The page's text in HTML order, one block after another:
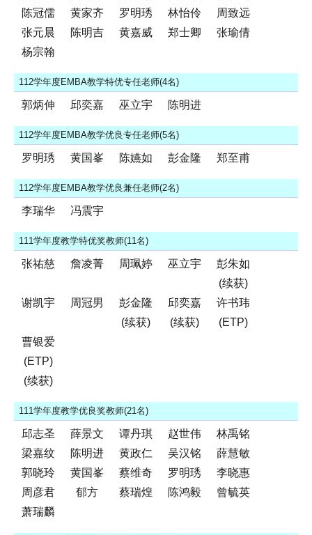
陈冠儒
黄家齐 罗明琇 林怡伶
周致远
张元晨
陈明吉 黄嘉威 郑士卿
张瑜倩
杨宗翰
112学年度EMBA教学特优专任老师(4名)
郭炳伸 邱奕嘉 巫立宇 陈明进
112学年度EMBA教学优良专任老师(5名)
罗明琇 黄国峯 陈嬿如 彭金隆 郑至甫
112学年度EMBA教学优良兼任老师(2名)
李瑞华 冯震宇
111学年度教学特优奖教师(11名)
张祐慈 詹凌菁 周珮婷 巫立宇
彭朱如
(续获)
谢凯宇
周冠男
彭金隆
(续获)
邱奕嘉
(续获)
许书玮
(ETP)
曹银爱
(ETP)
(续获)
111学年度教学优良奖教师(21名)
邱志圣 薛景文 谭丹琪 赵世伟
林禹铭
梁嘉纹
陈明进 黄政仁 吴汉铭
薛慧敏
郭晓玲
黄国峯 蔡维奇 罗明琇
李晓惠
周彦君
郁方 蔡瑞煌 陈鸿毅
曾毓英
萧瑞麟